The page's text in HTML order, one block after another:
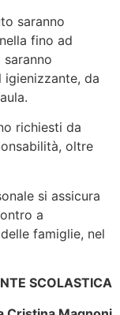
saranno
fino ad
da
richiesti da
oltre
si assicura
a
famiglie, nel
SCOLASTICA